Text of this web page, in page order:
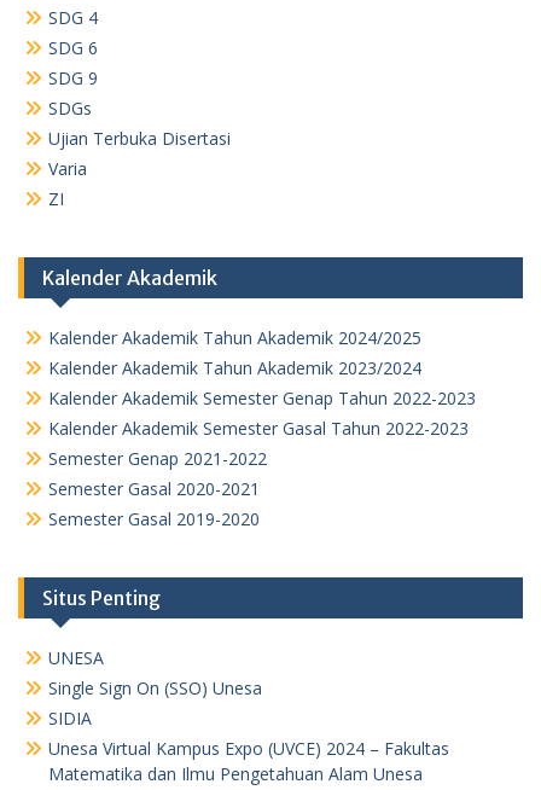
SDG 4
SDG 6
SDG 9
SDGs
Ujian Terbuka Disertasi
Varia
ZI
Kalender Akademik
Kalender Akademik Tahun Akademik 2024/2025
Kalender Akademik Tahun Akademik 2023/2024
Kalender Akademik Semester Genap Tahun 2022-2023
Kalender Akademik Semester Gasal Tahun 2022-2023
Semester Genap 2021-2022
Semester Gasal 2020-2021
Semester Gasal 2019-2020
Situs Penting
UNESA
Single Sign On (SSO) Unesa
SIDIA
Unesa Virtual Kampus Expo (UVCE) 2024 – Fakultas
Matematika dan Ilmu Pengetahuan Alam Unesa